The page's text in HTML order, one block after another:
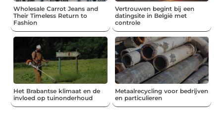
Wholesale Carrot Jeans and
Their Timeless Return to
Fashion
Vertrouwen begint bij een
datingsite in België met
controle
Het Brabantse klimaat en de
invloed op tuinonderhoud
Metaalrecycling voor bedrijven
en particulieren